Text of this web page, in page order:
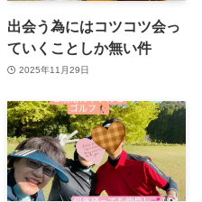
出会う為にはコツコツ会っ
ていくことしか無い件
2025年11月29日